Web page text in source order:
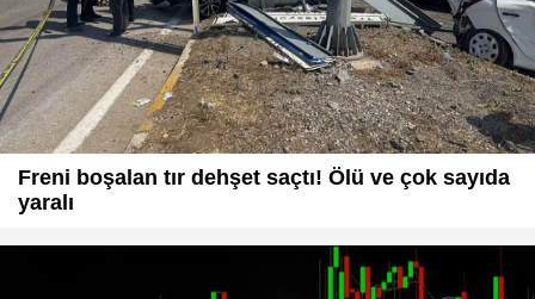
Freni boşalan tır dehşet saçtı! Ölü ve çok sayıda
yaralı